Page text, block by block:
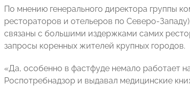
По мнению генерального директора группы
рестораторов и отельеров по Северо-
связаны с большими издержками самих
запросы коренных жителей крупных городов.
«Да, особенно в фастфуде немало работает
Роспотребнадзор и выдавал медицинские